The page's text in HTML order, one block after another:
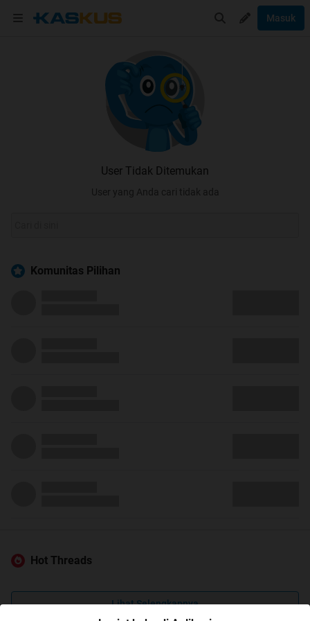
Masuk
User Tidak Ditemukan
User yang Anda cari tidak ada
Komunitas Pilihan
Hot Threads
Lihat Selengkapnya